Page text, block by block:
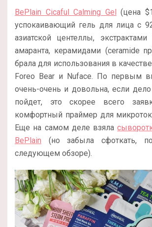
BePlain Cicaful Calming Gel (цена
успокаивающий гель для лица с
азиатской центеллы,
амаранта, керамидами (ceramide
брала для использования в
Foreo Bear и Nuface. По первым
очень-очень и довольна, если
пойдет, это скорее всего
комфортный праймер для
Еще на самом деле взяла
BePlain (но забыла сфоткать,
следующем обзоре).